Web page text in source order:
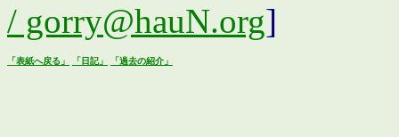
/ gorry@hauN.org]
「表紙へ戻る」 「日記」 「過去の紹介」